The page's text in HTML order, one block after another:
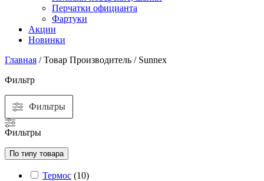
Перчатки официанта
Фартуки
Акции
Новинки
Главная / Товар Производитель / Sunnex
Фильтр
Фильтры
Фильтры
По типу товара
Термос (10)